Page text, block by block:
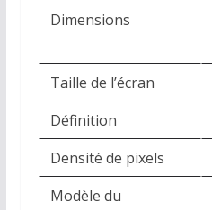
Dimensions
Taille de l’écran
Définition
Densité de pixels
Modèle du